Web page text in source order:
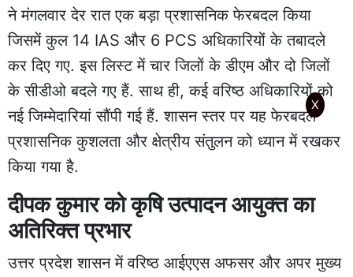
ने मंगलवार देर रात एक बड़ा प्रशासनिक फेरबदल किया
जिसमें कुल 14 IAS और 6 PCS अधिकारियों के तबादले
कर दिए गए. इस लिस्ट में चार जिलों के डीएम और दो जिलों
के सीडीओ बदले गए हैं. साथ ही, कई वरिष्ठ अधिकारियों को
नई जिम्मेदारियां सौंपी गई हैं. शासन स्तर पर यह फेरबदल
प्रशासनिक कुशलता और क्षेत्रीय संतुलन को ध्यान में रखकर
किया गया है.
दीपक कुमार को कृषि उत्पादन आयुक्त का
अतिरिक्त प्रभार
उत्तर प्रदेश शासन में वरिष्ठ आईएएस अफसर और अपर मुख्य
X